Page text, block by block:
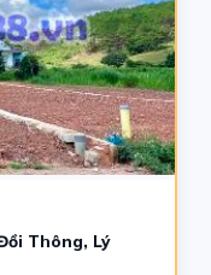
Thông, Lý